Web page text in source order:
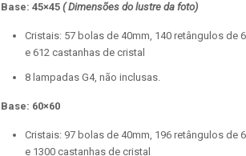
Base: 45×45( Dimensões do lustre da foto)
Cristais: 57 bolas de 40mm, 140 retângulos de
e 612 castanhas de cristal
8 lampadas G4, não inclusas.
Base: 60×60
Cristais: 97 bolas de 40mm, 196 retângulos de
e 1300 castanhas de cristal